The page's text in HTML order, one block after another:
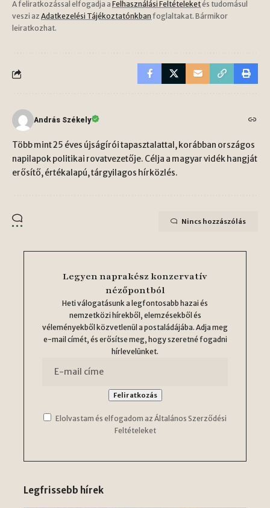
A feliratkozással elfogadja a Felhasználási Feltételeketés tudomásul
veszi az Adatkezelési Tájékoztatónkban foglaltakat. Bármikor
leiratkozhat.
András Székely
Több mint 25 éves újságírói tapasztalattal, korábban országos
napilapok politikai rovatvezetője. Célja a magyar vidék hangját
erősítő, értékalapú, tárgyilagos hírközlés.
Nincs hozzászólás
Legyen naprakész konzervatív
nézőpontból
Heti válogatásunk a legfontosabb hazai és
nemzetközi hírekből, elemzésekből és
véleményekből közvetlenül a postaládájába. Adja meg
e-mail címét, és erősítse meg, hogy szeretné fogadni
hírlevelünket.
Elolvastam és elfogadom az Általános Szerződési
Feltételeket
Legfrissebb hírek